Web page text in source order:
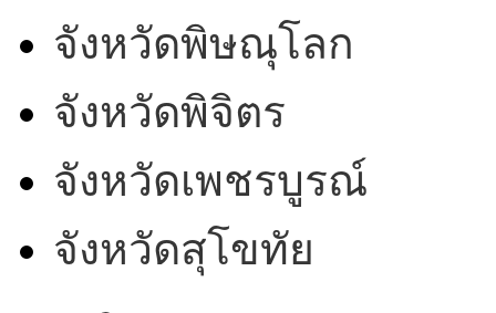
จังหวัดพิษณุโลก
จังหวัดพิจิตร
จังหวัดเพชรบูรณ์
จังหวัดสุโขทัย